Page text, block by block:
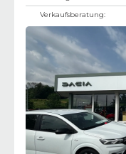
Verkaufsberatung: